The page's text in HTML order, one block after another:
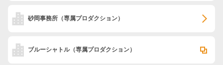
砂岡事務所 （専属プロダクション）
ブルーシャトル（専属プロダクション）